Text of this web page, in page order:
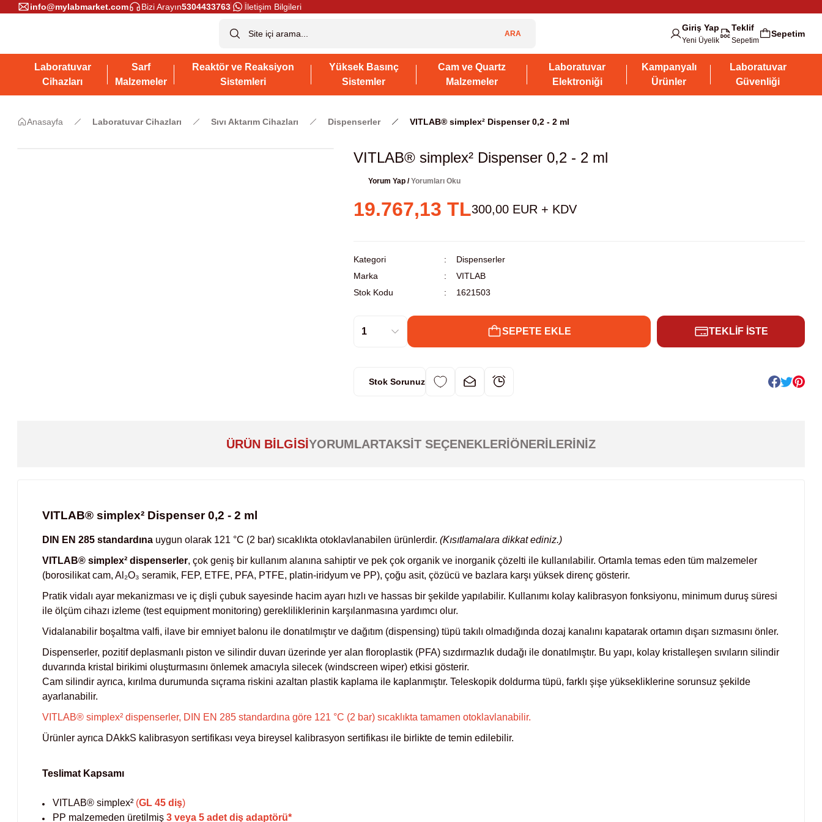
info@mylabmarket.com Bizi Arayın5304433763 İletişim Bilgileri
ARA
Giriş Yap
Yeni Üyelik
Teklif
Sepetim
Sepetim
Laboratuvar
Cihazları
Sarf
Malzemeler
Reaktör ve Reaksiyon
Sistemleri
Yüksek Basınç
Sistemler
Cam ve Quartz
Malzemeler
Laboratuvar
Elektroniği
Kampanyalı
Ürünler
Laboratuvar
Güvenliği
Anasayfa Laboratuvar Cihazları Sıvı Aktarım Cihazları Dispenserler VITLAB® simplex² Dispenser 0,2 - 2 ml
VITLAB® simplex² Dispenser 0,2 - 2 ml
Yorum Yap /Yorumları Oku
19.767,13 TL300,00 EUR + KDV
Kategori
Dispenserler
Marka
VITLAB
Stok Kodu
1621503
SEPETE EKLE TEKLİF İSTE
Stok Sorunuz
ÜRÜN BILGISIYORUMLARTAKSIT SEÇENEKLERIÖNERILERINIZ
VITLAB® simplex² Dispenser 0,2 - 2 ml
DIN EN 285 standardına uygun olarak 121 °C (2 bar) sıcaklıkta otoklavlanabilen ürünlerdir. (Kısıtlamalara dikkat ediniz.)
VITLAB® simplex² dispenserler, çok geniş bir kullanım alanına sahiptir ve pek çok organik ve inorganik çözelti ile kullanılabilir. Ortamla temas eden tüm malzemeler
(borosilikat cam, Al₂O₃ seramik, FEP, ETFE, PFA, PTFE, platin-iridyum ve PP), çoğu asit, çözücü ve bazlara karşı yüksek direnç gösterir.
Pratik vidalı ayar mekanizması ve iç dişli çubuk sayesinde hacim ayarı hızlı ve hassas bir şekilde yapılabilir. Kullanımı kolay kalibrasyon fonksiyonu, minimum duruş süresi
ile ölçüm cihazı izleme (test equipment monitoring) gerekliliklerinin karşılanmasına yardımcı olur.
Vidalanabilir boşaltma valfi, ilave bir emniyet balonu ile donatılmıştır ve dağıtım (dispensing) tüpü takılı olmadığında dozaj kanalını kapatarak ortamın dışarı sızmasını önler.
Dispenserler, pozitif deplasmanlı piston ve silindir duvarı üzerinde yer alan floroplastik (PFA) sızdırmazlık dudağı ile donatılmıştır. Bu yapı, kolay kristalleşen sıvıların silindir
duvarında kristal birikimi oluşturmasını önlemek amacıyla silecek (windscreen wiper) etkisi gösterir.
Cam silindir ayrıca, kırılma durumunda sıçrama riskini azaltan plastik kaplama ile kaplanmıştır. Teleskopik doldurma tüpü, farklı şişe yüksekliklerine sorunsuz şekilde
ayarlanabilir.
VITLAB® simplex² dispenserler, DIN EN 285 standardına göre 121 °C (2 bar) sıcaklıkta tamamen otoklavlanabilir.
Ürünler ayrıca DAkkS kalibrasyon sertifikası veya bireysel kalibrasyon sertifikası ile birlikte de temin edilebilir.
Teslimat Kapsamı
VITLAB® simplex² (GL 45 diş)
PP malzemeden üretilmiş 3 veya 5 adet diş adaptörü*